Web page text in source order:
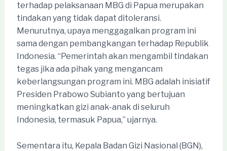
terhadap pelaksanaan MBG di Papua merupakan
tindakan yang tidak dapat ditoleransi.
Menurutnya, upaya menggagalkan program ini
sama dengan pembangkangan terhadap Republik
Indonesia. “Pemerintah akan mengambil tindakan
tegas jika ada pihak yang mengancam
keberlangsungan program ini. MBG adalah inisiatif
Presiden Prabowo Subianto yang bertujuan
meningkatkan gizi anak-anak di seluruh
Indonesia, termasuk Papua,” ujarnya.
Sementara itu, Kepala Badan Gizi Nasional (BGN),